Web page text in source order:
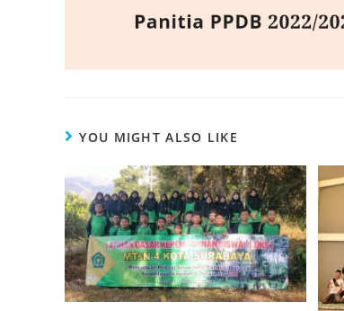
YOU MIGHT ALSO LIKE